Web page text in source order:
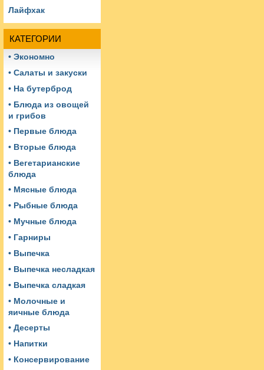
Лайфхак
КАТЕГОРИИ
• Экономно
• Салаты и закуски
• На бутерброд
• Блюда из овощей
и грибов
• Первые блюда
• Вторые блюда
• Вегетарианские
блюда
• Мясные блюда
• Рыбные блюда
• Мучные блюда
• Гарниры
• Выпечка
• Выпечка несладкая
• Выпечка сладкая
• Молочные и
яичные блюда
• Десерты
• Напитки
• Консервирование